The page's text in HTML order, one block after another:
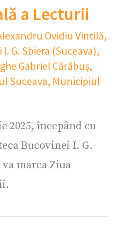
a Lecturii
Ovidiu Vintilă,
G. Sbiera (Suceava),
Gabriel Cărăbuș,
Suceava, Municipiul
2025, începând cu
Bucovinei I. G.
va marca Ziua